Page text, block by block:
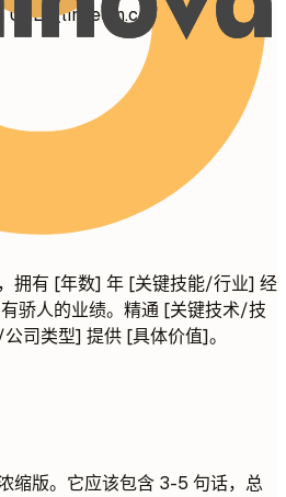
URL（linkedin.com/in/您的名
拥有 [年数] 年 [关键技能/行业] 经
骄人的业绩。精通 [关键技术/技
司类型] 提供 [具体价值]。
缩版。它应该包含 3-5 句话，总